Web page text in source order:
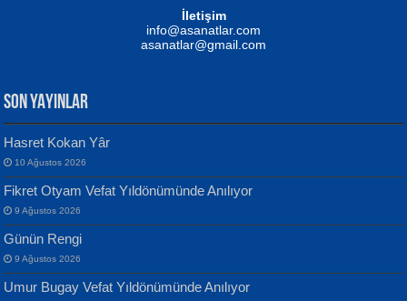
MUSTAFA KELOĞLU
Yarına İz Bırakmak...
Yılmaz Ekinci
Geceye Söylenen...
İletişim
info@asanatlar.com
asanatlar@gmail.com
SON YAYINLAR
Hasret Kokan Yâr
10 Ağustos 2026
Fikret Otyam Vefat Yıldönümünde Anılıyor
9 Ağustos 2026
Günün Rengi
9 Ağustos 2026
Umur Bugay Vefat Yıldönümünde Anılıyor